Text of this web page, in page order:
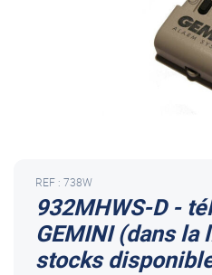
932MHWS-D -
GEMINI (dans la
stocks
REF : 738W